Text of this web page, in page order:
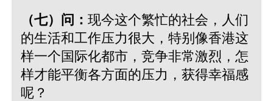
（七）问： 现今这个繁忙的社会，人们
的生活和工作压力很大，特别像香港这
样一个国际化都市，竞争非常激烈，怎
样才能平衡各方面的压力，获得幸福感
呢？